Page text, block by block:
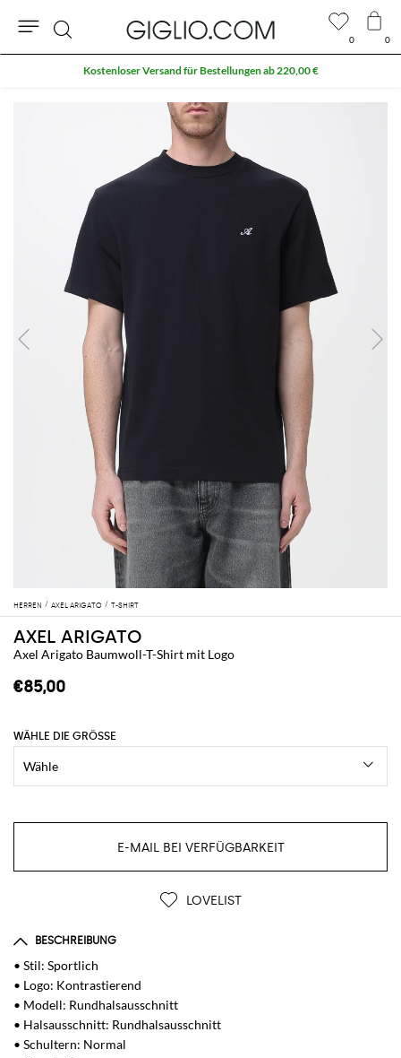
HERREN AXEL ARIGATO T-SHIRT
AXEL ARIGATO
Axel Arigato Baumwoll-T-Shirt mit Logo
€85,00
WÄHLE DIE GRÖSSE
E-MAIL BEI VERFÜGBARKEIT
LOVELIST
BESCHREIBUNG
• Stil: Sportlich
• Logo: Kontrastierend
• Modell: Rundhalsausschnitt
• Halsausschnitt: Rundhalsausschnitt
• Schultern: Normal
0 0
Suche
Kostenloser Versand für Bestellungen ab 220,00 €